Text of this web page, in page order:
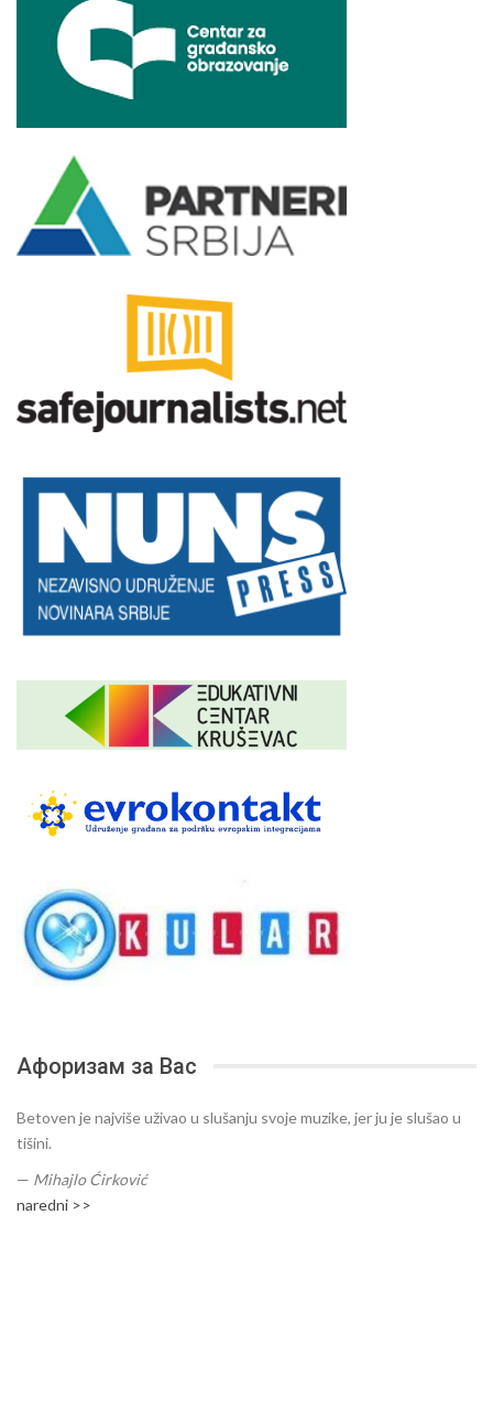
Афоризам за Вас
Betoven je najviše uživao u slušanju svoje muzike, jer ju je slušao u
tišini.
— Mihajlo Ćirković
naredni >>